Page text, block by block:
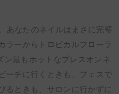
あなたのネイルはまさに完璧
ラーからトロピカルフローラ
ン最もホットなプレスオンネ
ーチに行くときも、フェスで
るときも、サロンに行かずに